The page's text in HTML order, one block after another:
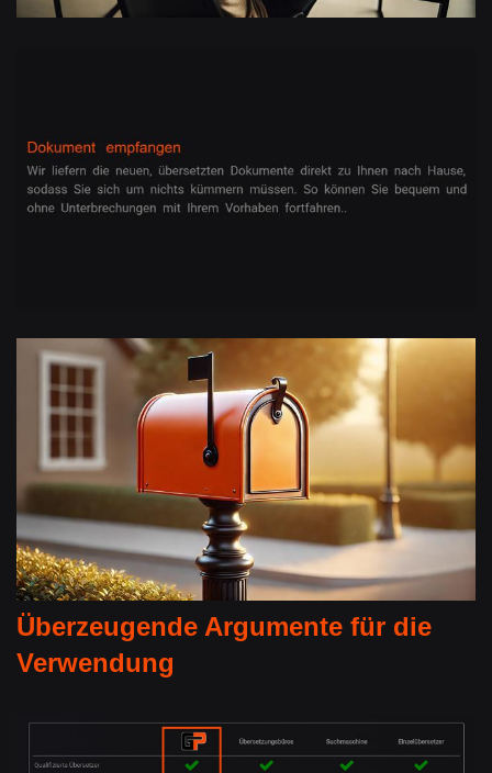
Überzeugende Argumente für die
Verwendung